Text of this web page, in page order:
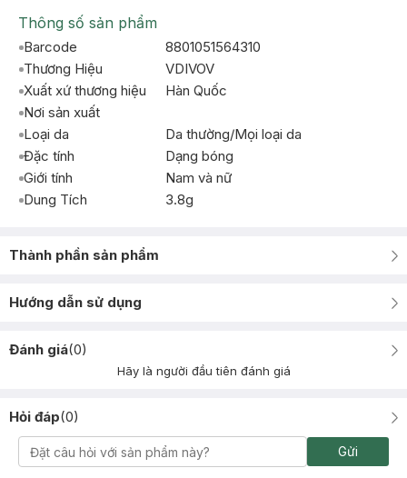
Thông số sản phẩm
Barcode
8801051564310
Thương Hiệu
VDIVOV
Xuất xứ thương hiệu
Hàn Quốc
Nơi sản xuất
Loại da
Da thường/Mọi loại da
Đặc tính
Dạng bóng
Giới tính
Nam và nữ
Dung Tích
3.8g
Thành phần sản phẩm
Hướng dẫn sử dụng
Đánh giá(0)
Hãy là người đầu tiên đánh giá
Hỏi đáp(0)
Gửi